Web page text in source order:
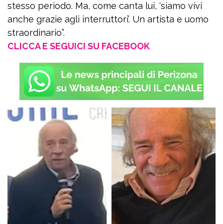
stesso periodo. Ma, come canta lui, ‘siamo vivi
anche grazie agli interruttori’. Un artista e uomo
straordinario”.
CLICCA E SEGUICI SU FACEBOOK